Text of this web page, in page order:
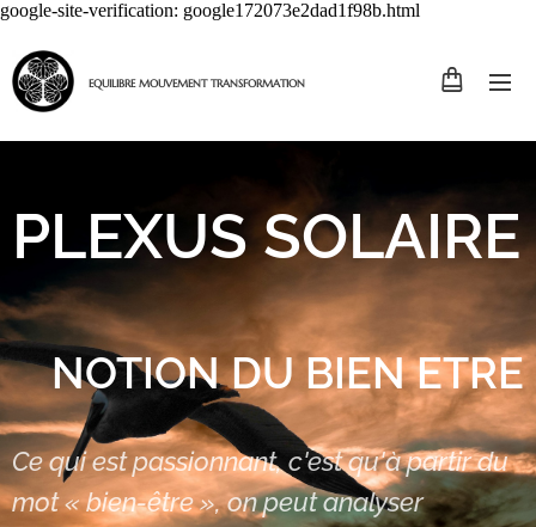
google-site-verification: google172073e2dad1f98b.html
EQUILIBRE MOUVEMENT TRANSFORMATION
PLEXUS SOLAIRE
NOTION DU BIEN ETRE
Ce qui est passionnant, c'est qu'à partir du
mot « bien-être », on peut analyser